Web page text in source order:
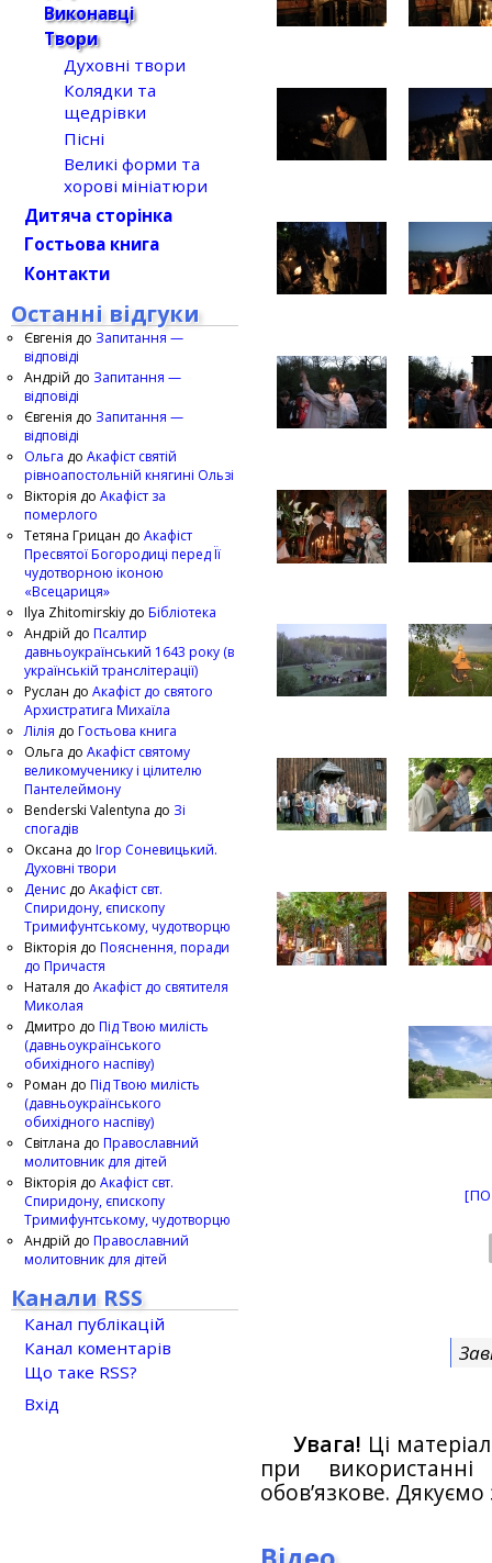
Увага! Ці
при
обов’язкове.
Виконавці
Твори
Духовні твори
Колядки та
щедрівки
Пісні
Великі форми та
хорові мініатюри
Дитяча сторінка
Гостьова книга
Контакти
Останні відгуки
Євгенія до Запитання —
відповіді
Андрій до Запитання —
відповіді
Євгенія до Запитання —
відповіді
Ольга до Акафіст святій
рівноапостольній княгині Ользі
Вікторія до Акафіст за
померлого
Тетяна Грицан до Акафіст
Пресвятої Богородиці перед Її
чудотворною іконою
«Всецариця»
Ilya Zhitomirskiy до Бібліотека
Андрій до Псалтир
давньоукраїнський 1643 року (в
українській транслітерації)
Руслан до Акафіст до святого
Архистратига Михаїла
Лілія до Гостьова книга
Ольга до Акафіст святому
великомученику і цілителю
Пантелеймону
Benderski Valentyna до Зі
спогадів
Оксана до Ігор Соневицький.
Духовні твори
Денис до Акафіст свт.
Спиридону, єпископу
Тримифунтському, чудотворцю
Вікторія до Пояснення, поради
до Причастя
Наталя до Акафіст до святителя
Миколая
Дмитро до Під Твою милість
(давньоукраїнського
обихідного наспіву)
Роман до Під Твою милість
(давньоукраїнського
обихідного наспіву)
Світлана до Православний
молитовник для дітей
Вікторія до Акафіст свт.
Спиридону, єпископу
Тримифунтському, чудотворцю
Андрій до Православний
молитовник для дітей
Канали RSS
Канал публікацій
Канал коментарів
Що таке RSS?
Вхід